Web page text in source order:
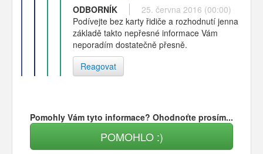
ODBORNÍK
25. června 2016 (00:00)
Podívejte bez karty řidiče a rozhodnutí jenna
základě takto nepřesné informace Vám
neporadím dostatečně přesně.
Reagovat
Pomohly Vám tyto informace? Ohodnoťte prosím...
POMOHLO :)